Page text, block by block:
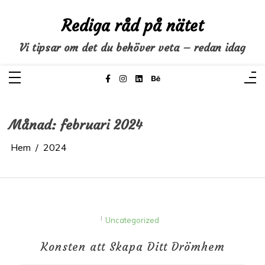
Rediga råd på nätet
Vi tipsar om det du behöver veta – redan idag
Månad: februari 2024
Hem 2024
I Uncategorized
Konsten att Skapa Ditt Drömhem